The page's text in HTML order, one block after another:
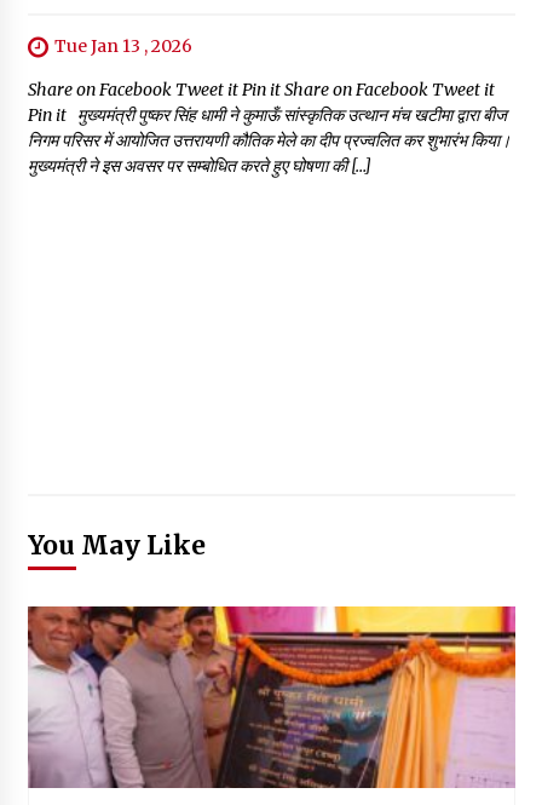
Tue Jan 13 , 2026
Share on Facebook Tweet it Pin it Share on Facebook Tweet it
Pin it मुख्यमंत्री पुष्कर सिंह धामी ने कुमाऊँ सांस्कृतिक उत्थान मंच खटीमा द्वारा बीज
निगम परिसर में आयोजित उत्तरायणी कौतिक मेले का दीप प्रज्वलित कर शुभारंभ किया।
मुख्यमंत्री ने इस अवसर पर सम्बोधित करते हुए घोषणा की […]
You May Like